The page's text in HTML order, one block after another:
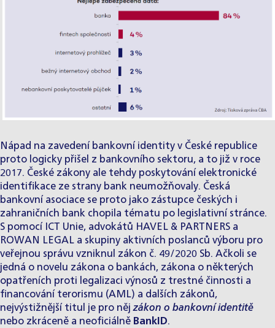
Nápad na zavedení bankovní identity v České republice
proto logicky přišel z bankovního sektoru, a to již v roce
2017. České zákony ale tehdy poskytování elektronické
identifikace ze strany bank neumožňovaly. Česká
bankovní asociace se proto jako zástupce českých i
zahraničních bank chopila tématu po legislativní stránce.
S pomocí ICT Unie, advokátů HAVEL & PARTNERS a
ROWAN LEGAL a skupiny aktivních poslanců výboru pro
veřejnou správu vzniknul zákon č. 49/2020 Sb. Ačkoli se
jedná o novelu zákona o bankách, zákona o některých
opatřeních proti legalizaci výnosů z trestné činnosti a
financování terorismu (AML) a dalších zákonů,
nejvýstižnější titul je pro nějzákon o bankovní identitě
nebo zkráceně a neoficiálně BankID.